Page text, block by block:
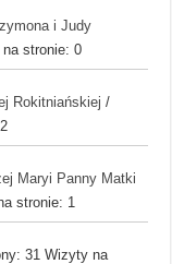
i Judy
stronie: 0
Rokitniańskiej /
Maryi Panny Matki
stronie: 1
31 Wizyty na